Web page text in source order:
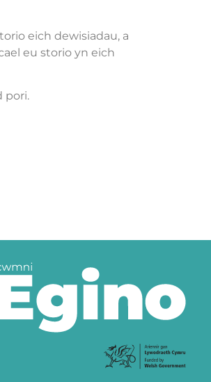
eich dewisiadau, a
eu storio yn eich
pori.